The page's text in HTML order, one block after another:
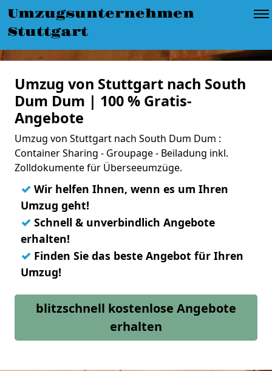
Umzugsunternehmen
Stuttgart
Umzug von Stuttgart nach South
Dum Dum | 100 % Gratis-
Angebote
Umzug von Stuttgart nach South Dum Dum :
Container Sharing - Groupage - Beiladung inkl.
Zolldokumente für Überseeumzüge.
✓ Wir helfen Ihnen, wenn es um Ihren
Umzug geht!
✓ Schnell & unverbindlich Angebote
erhalten!
✓ Finden Sie das beste Angebot für Ihren
Umzug!
blitzschnell kostenlose Angebote
erhalten